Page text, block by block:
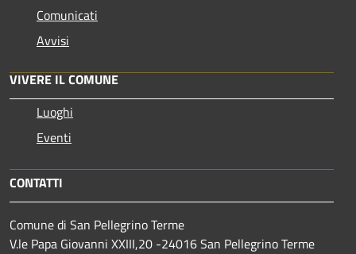
Comunicati
Avvisi
VIVERE IL COMUNE
Luoghi
Eventi
CONTATTI
Comune di San Pellegrino Terme
V.le Papa Giovanni XXIII,20 -24016 San Pellegrino Terme